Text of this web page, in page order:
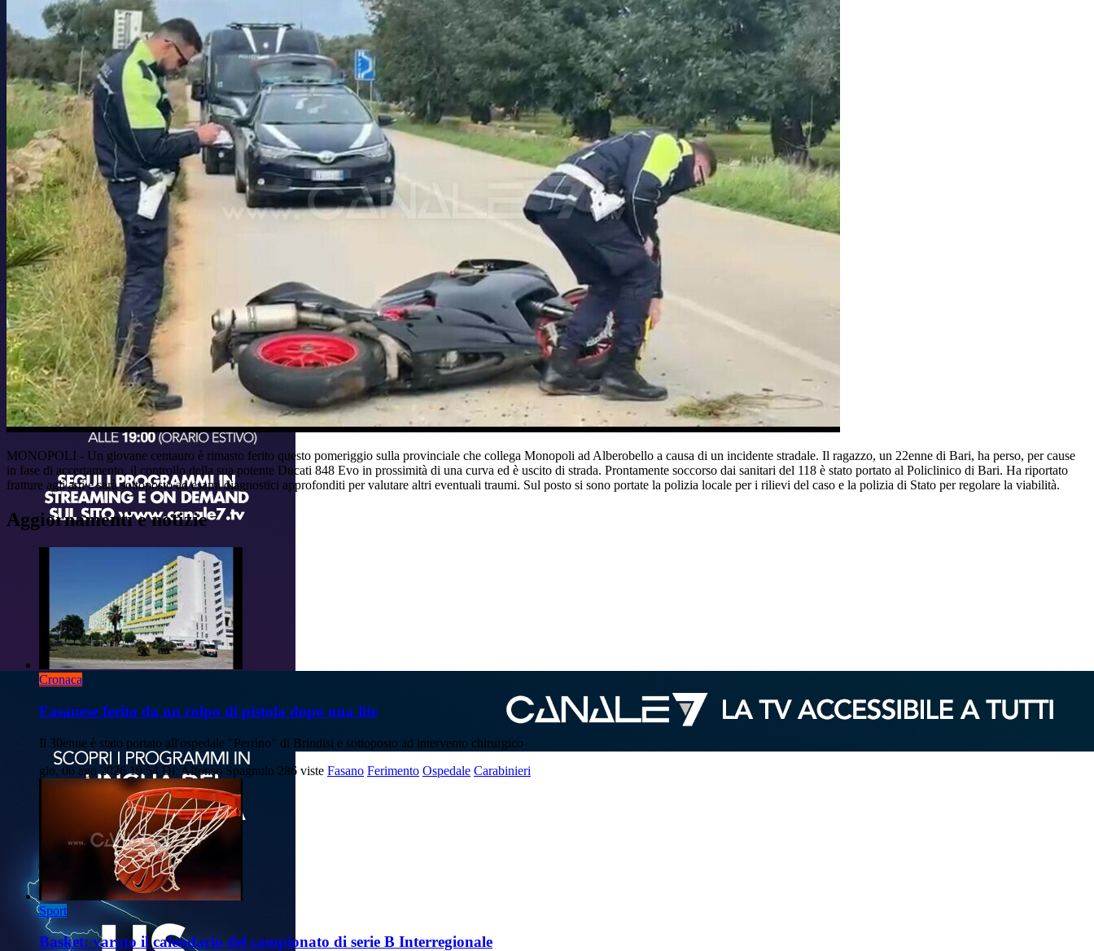
MONOPOLI - Un giovane centauro è rimasto ferito questo pomeriggio sulla provinciale che collega Monopoli ad Alberobello a causa di un incidente stradale. Il ragazzo, un 22enne di Bari, ha perso, per cause
in fase di accertamento, il controllo della sua potente Ducati 848 Evo in prossimità di una curva ed è uscito di strada. Prontamente soccorso dai sanitari del 118 è stato portato al Policlinico di Bari. Ha riportato
fratture agli arti e sarà sottoposto ad esami diagnostici approfonditi per valutare altri eventuali traumi. Sul posto si sono portate la polizia locale per i rilievi del caso e la polizia di Stato per regolare la viabilità.
Aggiornamenti e notizie
Cronaca
Fasanese ferito da un colpo di pistola dopo una lite
Il 30enne è stato portato all'ospedale "Perrino" di Brindisi e sottoposto ad intervento chirurgico
gio, 06 ago 2026 19:54 Di: Alfonso Spagnulo 286 viste Fasano Ferimento Ospedale Carabinieri
Sport
Basket: varato il calendario del campionato di serie B Interregionale